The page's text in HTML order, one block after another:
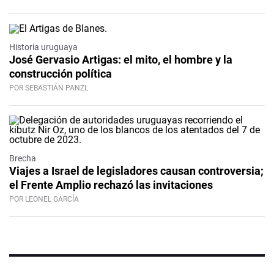
Historia uruguaya
José Gervasio Artigas: el mito, el hombre y la
construcción política
POR SEBASTIÁN PANZL
Brecha
Viajes a Israel de legisladores causan controversia;
el Frente Amplio rechazó las invitaciones
POR LEONEL GARCÍA